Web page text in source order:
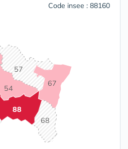
Code insee : 88160
54
57
67
68
88